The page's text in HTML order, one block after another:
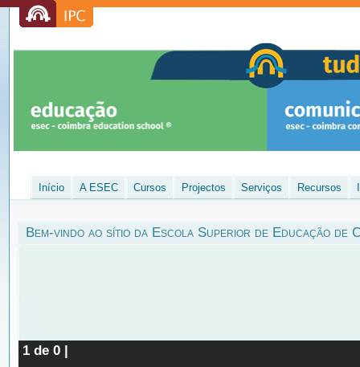
Início A ESEC Cursos Projectos Serviços Recursos
Bem-vindo ao sítio da Escola Superior de Educação de
1 de 0 |